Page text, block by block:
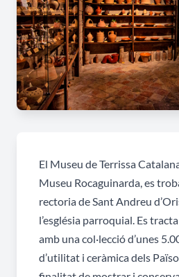
El Museu de Terrissa
Museu Rocaguinarda, es
rectoria de Sant Andreu
l’església parroquial. Es
amb una col·lecció d’unes
d’utilitat i ceràmica dels